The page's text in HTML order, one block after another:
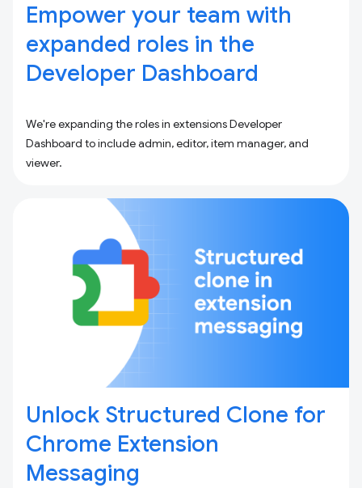
Empower your team with
expanded roles in the
Developer Dashboard
We're expanding the roles in extensions Developer
Dashboard to include admin, editor, item manager, and
viewer.
Unlock Structured Clone for
Chrome Extension
Messaging